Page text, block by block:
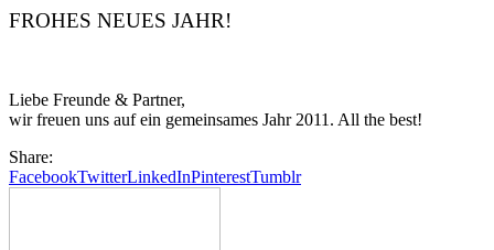
FROHES NEUES JAHR!
Liebe Freunde & Partner,
wir freuen uns auf ein gemeinsames Jahr 2011. All the best!
Share:
FacebookTwitterLinkedInPinterestTumblr